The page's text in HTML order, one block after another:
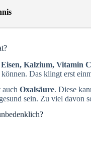
Kalzium, Vitamin
Das klingt erst
auch Oxalsäure. Diese
sein. Zu viel davon